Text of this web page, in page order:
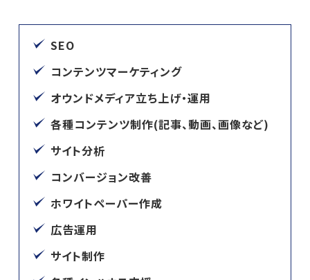
SEO
コンテンツマーケティング
オウンドメディア立ち上げ・運用
各種コンテンツ制作(記事、動画、画像など)
サイト分析
コンバージョン改善
ホワイトペーパー作成
広告運用
サイト制作